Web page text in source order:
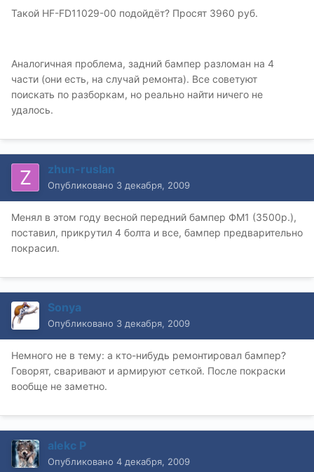
Такой HF-FD11029-00 подойдёт? Просят 3960 руб.
Аналогичная проблема, задний бампер разломан на 4
части (они есть, на случай ремонта). Все советуют
поискать по разборкам, но реально найти ничего не
удалось.
zhun-ruslan
Опубликовано 3 декабря, 2009
Менял в этом году весной передний бампер ФМ1 (3500р.),
поставил, прикрутил 4 болта и все, бампер предварительно
покрасил.
Sonya
Опубликовано 3 декабря, 2009
Немного не в тему: а кто-нибудь ремонтировал бампер?
Говорят, сваривают и армируют сеткой. После покраски
вообще не заметно.
alekc P
Опубликовано 4 декабря, 2009